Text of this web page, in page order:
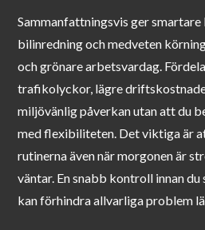
Sammanfattningsvis ger
bilinredning och medveten
och grönare arbetsvardag.
trafikolyckor, lägre
miljövänlig påverkan utan att du
med flexibiliteten. Det viktiga är
rutinerna även när morgonen är
väntar. En snabb kontroll innan
kan förhindra allvarliga problem